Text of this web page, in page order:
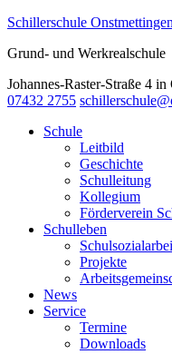
Schillerschule Onstmettingen
Grund- und Werkrealschule
Johannes-Raster-Straße 4 in
07432 2755
Schule
Leitbild
Geschichte
Schulleitung
Kollegium
Förderverein
Schulleben
Projekte
News
Service
Termine
Downloads